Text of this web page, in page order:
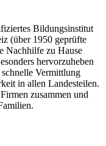
Bildungsinstitut
(über 1950 geprüfte
Nachhilfe zu Hause
hervorzuheben
Vermittlung
in allen Landesteilen.
zusammen und